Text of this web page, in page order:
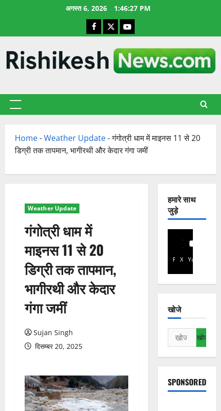
अगस्त 6, 2026 1:46:28 PM
Facebook
X YouTube
प्राथमिक
Home-Weather Update-गंगोत्री धाम में माइनस 11 से 20
डिग्री तक तापमान, भागीरथी और केदार गंगा जमीं
Weather Update
गंगोत्री धाम में
माइनस 11 से 20
डिग्री तक तापमान,
भागीरथी और केदार
गंगा जमीं
Sujan Singh
दिसम्बर 20, 2025
हमारे साथ
जुड़े
Facebook
X YouTube
खोजे
निम्न
को
खोजें:
SPONSORED